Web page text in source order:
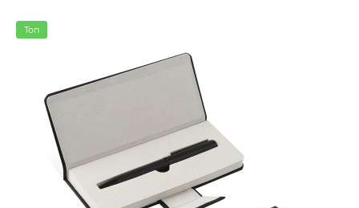
Топ